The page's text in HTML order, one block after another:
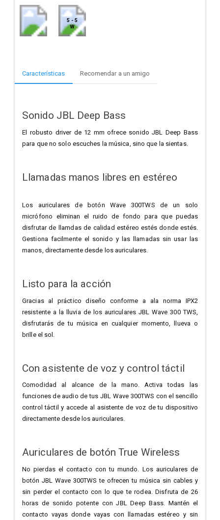
5 - 5
W
Características Recomendar a un amigo
Sonido JBL Deep Bass
El robusto driver de 12 mm ofrece sonido JBL Deep Bass
para que no solo escuches la música, sino que la sientas.
Llamadas manos libres en estéreo
Los auriculares de botón Wave 300TWS de un solo
micrófono eliminan el ruido de fondo para que puedas
disfrutar de llamdas de calidad estéreo estés donde estés.
Gestiona facilmente el sonido y las llamadas sin usar las
manos, directamente desde los auriculares.
Listo para la acción
Gracias al práctico diseño conforme a ala norma IPX2
resistente a la lluvia de los auriculares JBL Wave 300 TWS,
disfrutarás de tu música en cualquier momento, llueva o
brille el sol.
Con asistente de voz y control táctil
Comodidad al alcance de la mano. Activa todas las
funciones de audio de tus JBL Wave 300TWS con el sencillo
control táctil y accede al asistente de voz de tu dispositivo
directamente desde los auriculares.
Auriculares de botón True Wireless
No pierdas el contacto con tu mundo. Los auriculares de
botón JBL Wave 300TWS te ofrecen tu música sin cables y
sin perder el contacto con lo que te rodea. Disfruta de 26
horas de sonido potente con JBL Deep Bass. Mantén el
contacto vayas donde vayas con llamadas estéreo y sin